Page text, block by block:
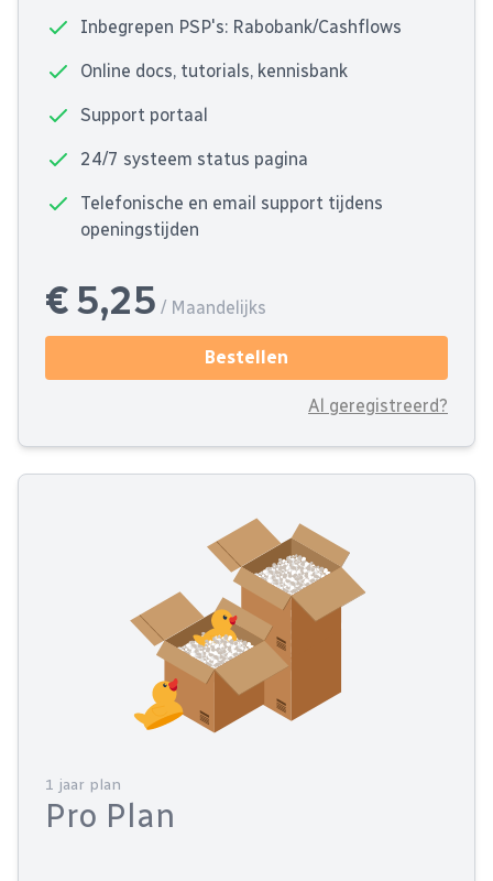
Inbegrepen PSP's: Rabobank/Cashflows
Online docs, tutorials, kennisbank
Support portaal
24/7 systeem status pagina
Telefonische en email support tijdens
openingstijden
€ 5,25 / Maandelijks
Bestellen
Al geregistreerd?
1 jaar plan
Pro Plan